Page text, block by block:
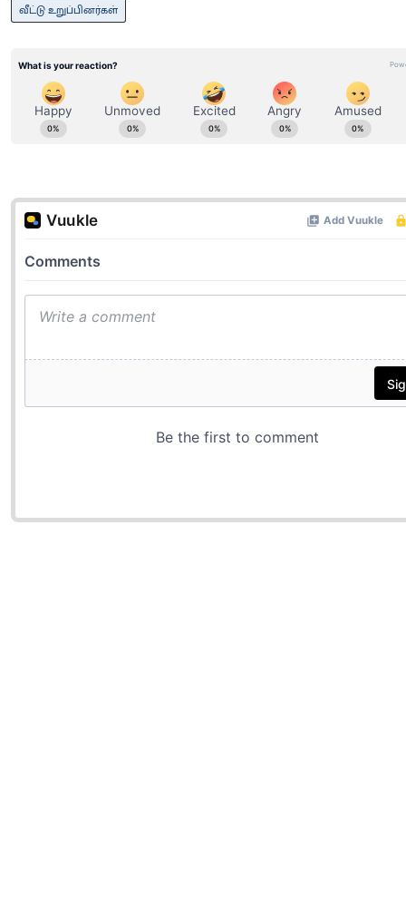
வீட்டு உறுப்பினர்கள்